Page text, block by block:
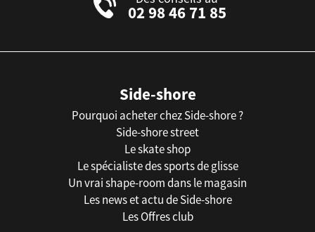
02 98 46 71 85
Side-shore
Pourquoi acheter chez Side-shore ?
Side-shore street
Le skate shop
Le spécialiste des sports de glisse
Un vrai shape-room dans le magasin
Les news et actu de Side-shore
Les Offres club